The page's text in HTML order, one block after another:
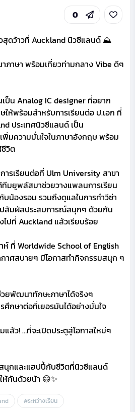
0
สุดว้าวที่ Auckland นิวซีแลนด์ ⛰️
าษา พร้อมเที่ยวท่ามกลาง Vibe ดีๆ
ป็น Analog IC designer ที่อยาก
ให้พร้อมสำหรับการเรียนต่อ ป.เอก ที่
ประเทศนิวซีแลนด์ เป็น
พิ่มความมั่นใจในภาษาอังกฤษ พร้อม
วิต
ารเรียนต่อที่ Ulm University สาขา
มยูพลัสมาช่วยวางแพลนการเรียน
บน้องรอม รวมถึงดูแลในการทำวีซ่า
ปสัมผัสประสบการณ์สนุกๆ ด้วยกัน
ปที่ Auckland แล้วเรียบร้อย
ห์ ที่ Worldwide School of English
กาศสบายๆ มีโอกาสทำกิจกรรมสนุก ๆ
ยพัฒนาทักษะภาษาได้จริงๆ
ศึกษาต่อที่เยอรมันได้อย่างมั่นใจ
ล้ว! …ที่จะเปิดประตูสู่โอกาสใหม่ๆ
นุกและแฮปปี้กับชีวิตที่นิวซีแลนด์
กันด้วยน้า 😄✨
#ระหว่างเรียน